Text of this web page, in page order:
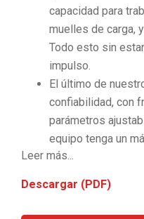
capacidad para
muelles de carga,
Todo esto sin
impulso.
El último de
confiabilidad, con
parámetros
equipo tenga un
diferentes
máxima
desplazamiento,
Leer más...
Descargar (PDF)